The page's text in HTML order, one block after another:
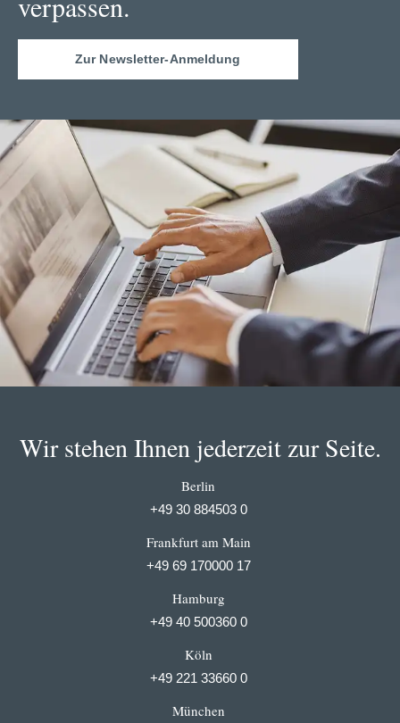
Zur Newsletter-Anmeldung
Wir stehen Ihnen jederzeit zur Seite.
Berlin
+49 30 884503 0
Frankfurt am Main
+49 69 170000 17
Hamburg
+49 40 500360 0
Köln
+49 221 33660 0
München